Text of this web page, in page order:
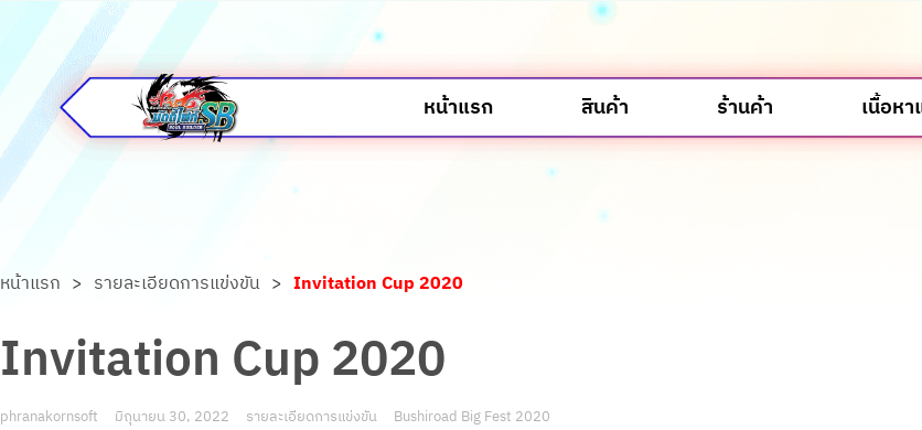
หน้าแรก สินค้า ร้านค้า เนื้อหา
หน้าแรก > รายละเอียดการแข่งขัน > Invitation Cup 2020
Invitation Cup 2020
phranakornsoft มิถุนายน 30, 2022 รายละเอียดการแข่งขัน Bushiroad Big Fest 2020